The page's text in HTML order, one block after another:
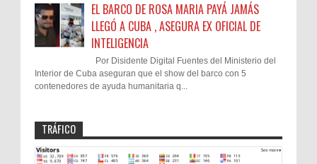
EL BARCO DE ROSA MARIA PAYÁ JAMÁS
LLEGÓ A CUBA , ASEGURA EX OFICIAL DE
INTELIGENCIA
Por Disidente Digital Fuentes del Ministerio del
Interior de Cuba aseguran que el show del barco con 5
contenedores de ayuda humanitaria q...
TRÁFICO